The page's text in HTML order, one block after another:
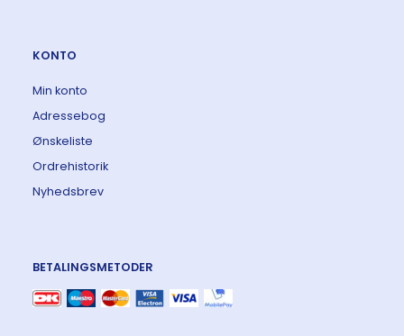
KONTO
Min konto
Adressebog
Ønskeliste
Ordrehistorik
Nyhedsbrev
BETALINGSMETODER